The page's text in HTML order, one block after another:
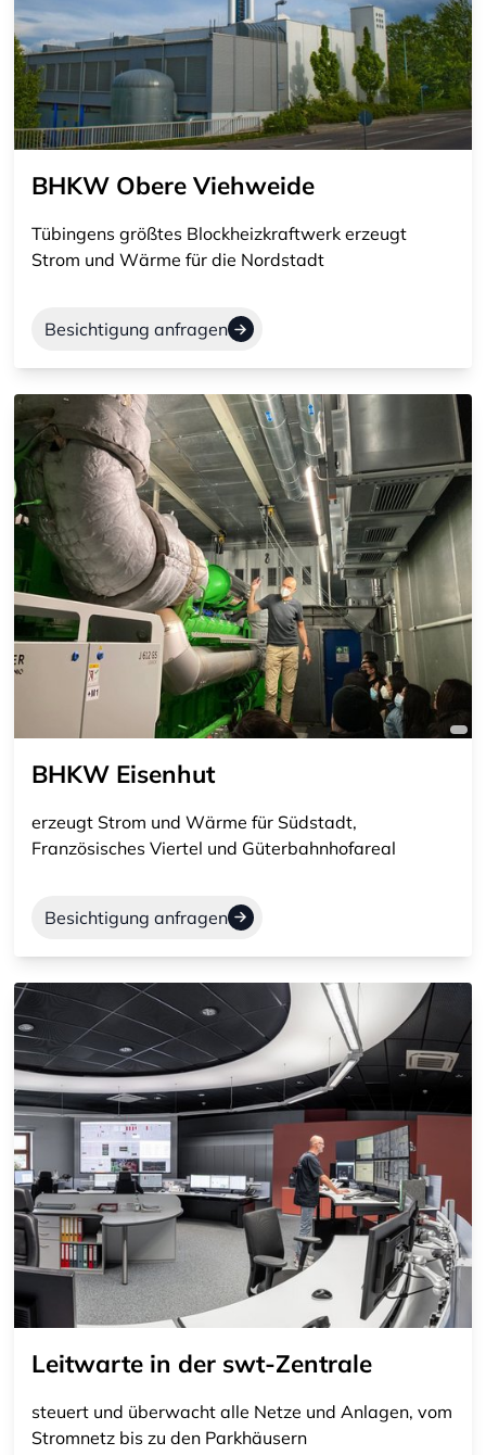
BHKW Obere Viehweide
Tübingens größtes Blockheizkraftwerk erzeugt
Strom und Wärme für die Nordstadt
Besichtigung anfragen
BHKW Eisenhut
erzeugt Strom und Wärme für Südstadt,
Französisches Viertel und Güterbahnhofareal
Besichtigung anfragen
Leitwarte in der swt-Zentrale
steuert und überwacht alle Netze und Anlagen, vom
Stromnetz bis zu den Parkhäusern